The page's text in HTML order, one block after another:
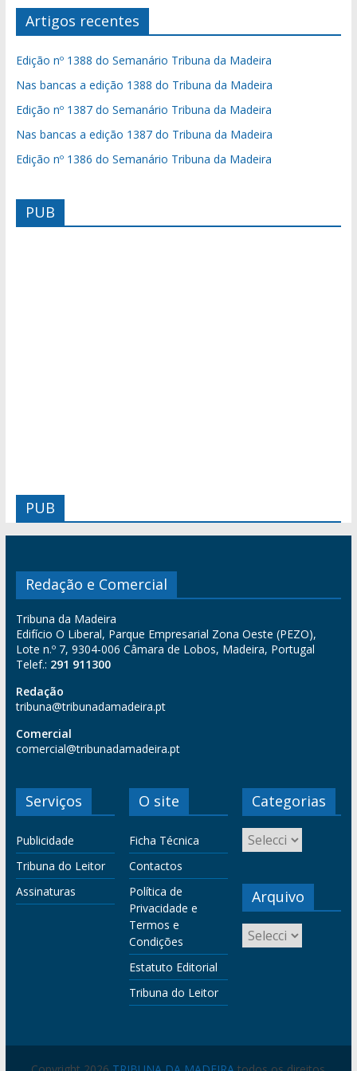
Artigos recentes
Edição nº 1388 do Semanário Tribuna da Madeira
Nas bancas a edição 1388 do Tribuna da Madeira
Edição nº 1387 do Semanário Tribuna da Madeira
Nas bancas a edição 1387 do Tribuna da Madeira
Edição nº 1386 do Semanário Tribuna da Madeira
PUB
PUB
Redação e Comercial
Tribuna da Madeira
Edifício O Liberal, Parque Empresarial Zona Oeste (PEZO),
Lote n.º 7, 9304-006 Câmara de Lobos, Madeira, Portugal
Telef.: 291 911300
Redação
tribuna@tribunadamadeira.pt
Comercial
comercial@tribunadamadeira.pt
Serviços
Publicidade
Tribuna do Leitor
Assinaturas
O site
Ficha Técnica
Contactos
Política de
Privacidade e
Termos e
Condições
Estatuto Editorial
Tribuna do Leitor
Categorias
Arquivo